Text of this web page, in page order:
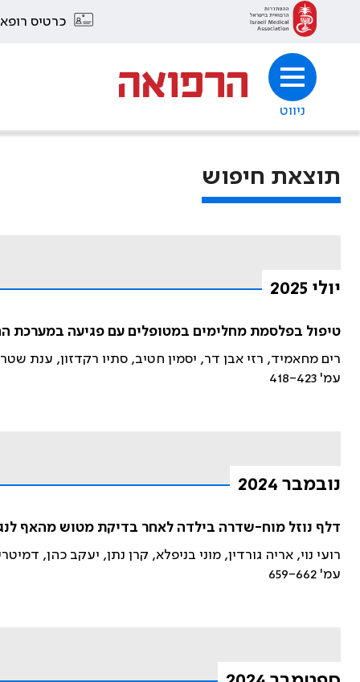
כרטיס
ניווט
תוצאת חיפוש
יולי 2025
טיפול בפלסמת מחלימים במטופלים עם פגיעה במערכת
רים מחאמיד, רזי אבן דר, יסמין חטיב, סתיו רקדזון, ענת
עמ' 418-423
נובמבר 2024
דלף נוזל מוח-שדרה בילדה לאחר בדיקת מטוש מהאף
רועי נוי, אריה גורדין, מוני בניפלא, קרן נתן, יעקב כהן,
עמ' 659-662